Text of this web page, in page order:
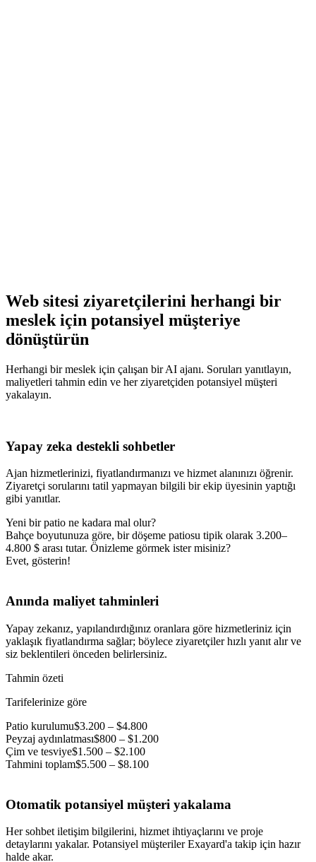
Web sitesi ziyaretçilerini herhangi bir
meslek için potansiyel müşteriye
dönüştürün
Herhangi bir meslek için çalışan bir AI ajanı. Soruları yanıtlayın,
maliyetleri tahmin edin ve her ziyaretçiden potansiyel müşteri
yakalayın.
Yapay zeka destekli sohbetler
Ajan hizmetlerinizi, fiyatlandırmanızı ve hizmet alanınızı öğrenir.
Ziyaretçi sorularını tatil yapmayan bilgili bir ekip üyesinin yaptığı
gibi yanıtlar.
Yeni bir patio ne kadara mal olur?
Bahçe boyutunuza göre, bir döşeme patiosu tipik olarak 3.200–
4.800 $ arası tutar. Önizleme görmek ister misiniz?
Evet, gösterin!
Anında maliyet tahminleri
Yapay zekanız, yapılandırdığınız oranlara göre hizmetleriniz için
yaklaşık fiyatlandırma sağlar; böylece ziyaretçiler hızlı yanıt alır ve
siz beklentileri önceden belirlersiniz.
Tahmin özeti
Tarifelerinize göre
Patio kurulumu$3.200 – $4.800
Peyzaj aydınlatması$800 – $1.200
Çim ve tesviye$1.500 – $2.100
Tahmini toplam$5.500 – $8.100
Otomatik potansiyel müşteri yakalama
Her sohbet iletişim bilgilerini, hizmet ihtiyaçlarını ve proje
detaylarını yakalar. Potansiyel müşteriler Exayard'a takip için hazır
halde akar.